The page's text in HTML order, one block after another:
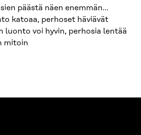
päästä näen enemmän…
katoaa, perhoset häviävät
luonto voi hyvin, perhosia lentää
mitoin